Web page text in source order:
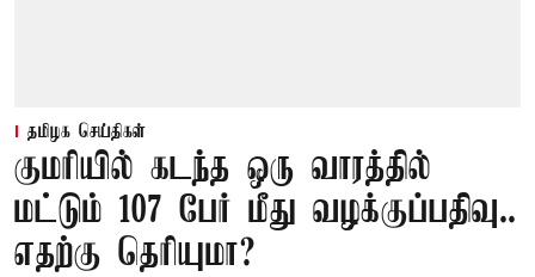
தமிழக செய்திகள்
குமரியில் கடந்த ஒரு வாரத்தில்
மட்டும் 107 பேர் மீது வழக்குப்பதிவு..
எதற்கு தெரியுமா?